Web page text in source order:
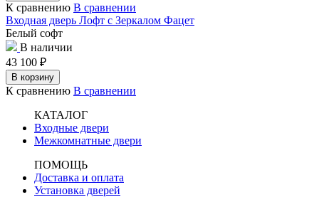
К сравнению В сравнении
Входная дверь Лофт с Зеркалом Фацет
Белый софт
В наличии
43 100 ₽
В корзину
К сравнению В сравнении
КАТАЛОГ
Входные двери
Межкомнатные двери
ПОМОЩЬ
Доставка и оплата
Установка дверей